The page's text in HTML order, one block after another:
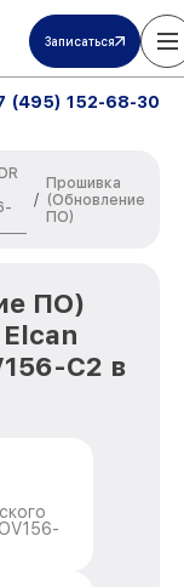
Записаться
(495) 152-68-30
/
Прошивка
(Обновление
ПО)
ПО)
C2 в